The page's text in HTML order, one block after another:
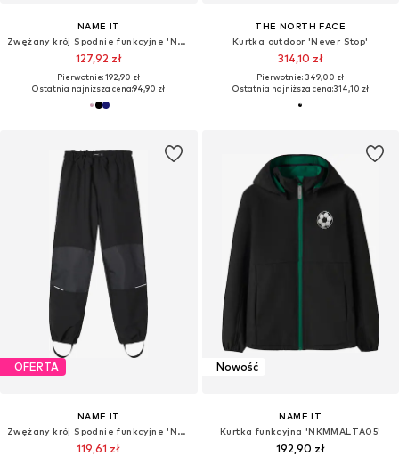
NAME IT
Zwężany krój Spodnie funkcyjne 'NKNAlfa'
127,92 zł
Pierwotnie: 192,90 zł
Ostatnia najniższa cena:94,90 zł
THE NORTH FACE
Kurtka outdoor 'Never Stop'
314,10 zł
Pierwotnie: 349,00 zł
Ostatnia najniższa cena:314,10 zł
OFERTA
NAME IT
Zwężany krój Spodnie funkcyjne 'NKNAlfa'
119,61 zł
Nowość
NAME IT
Kurtka funkcyjna 'NKMMALTA05'
192,90 zł